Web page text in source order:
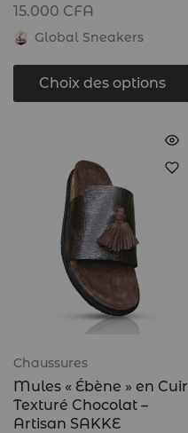
15.000 CFA
Global Sneakers
Choix des options
Chaussures
Mules « Ébène » en Cuir
Texturé Chocolat –
Artisan SAKKE